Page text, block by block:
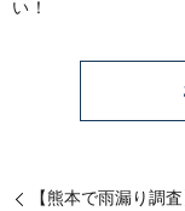
い！
【熊本で雨漏り調